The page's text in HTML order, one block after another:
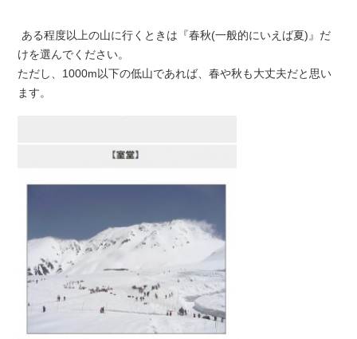
ある程度以上の山に行くときは『春秋(一般的にいえば夏)』だ
けを選んでください。
ただし、1000m以下の低山であれば、春や秋も大丈夫だと思い
ます。